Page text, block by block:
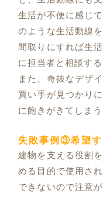
生活が不便に感じ
のような生活動線
間取りにすれば生
に担当者と相談す
また、奇抜なデザ
買い手が見つかり
に飽きがきてしま
失敗事例③希望す
建物を支える役割
める目的で使用さ
できないので注意